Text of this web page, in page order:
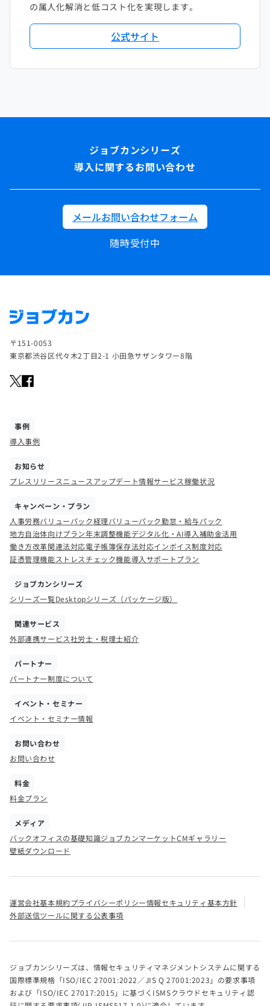
の属人化解消と低コスト化を実現します。
公式サイト
導入に関するお問い合わせ
メールお問い合わせフォーム
随時受付中
〒151-0053
東京都渋谷区代々木2丁目2-1 小田急サザンタワー8階
事例
導入事例
お知らせ
プレスリリースニュース アップデート情報サービス稼働状況
キャンペーン・プラン
人事労務バリューパック経理バリューパック勤怠・給与パック
地方自治体向けプラン年末調整機能デジタル化・AI導入補助金活用
働き方改革関連法対応電子帳簿保存法対応インボイス制度対応
証憑管理機能ストレスチェック機能導入サポートプラン
ジョブカンシリーズ
シリーズ一覧Desktopシリーズ（パッケージ版）
関連サービス
外部連携サービス社労士・税理士紹介
パートナー
パートナー制度について
イベント・セミナー
イベント・セミナー情報
お問い合わせ
お問い合わせ
料金
料金プラン
メディア
バックオフィスの基礎知識ジョブカンマーケットCMギャラリー
壁紙ダウンロード
運営会社基本規約プライバシーポリシー情報セキュリティ基本方針
外部送信ツールに関する公表事項
ジョブカンシリーズは、情報セキュリティマネジメントシステムに関する
国際標準規格「ISO/IEC 27001:2022／JIS Q 27001:2023」の要求事項
および「ISO/IEC 27017:2015」に基づくISMSクラウドセキュリティ認